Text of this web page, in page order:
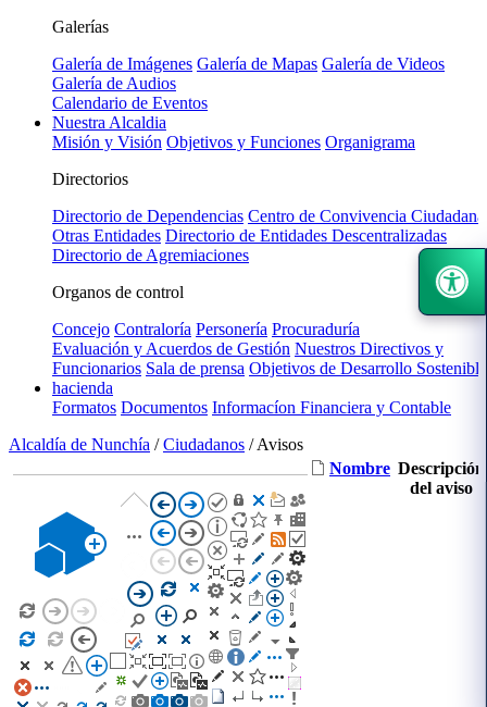
Galerías
Galería de Imágenes Galería de Mapas Galería de Videos
Galería de Audios
Calendario de Eventos
Nuestra Alcaldia
Misión y Visión Objetivos y Funciones Organigrama
Directorios
Directorio de Dependencias Centro de Convivencia Ciudadana
Otras Entidades Directorio de Entidades Descentralizadas
Directorio de Agremiaciones
Organos de control
Concejo Contraloría Personería Procuraduría
Evaluación y Acuerdos de Gestión Nuestros Directivos y
Funcionarios Sala de prensa Objetivos de Desarrollo Sostenible
hacienda
Formatos Documentos Informacíon Financiera y Contable
Alcaldía de Nunchía /Ciudadanos /Avisos
Nombre Descripción
del aviso